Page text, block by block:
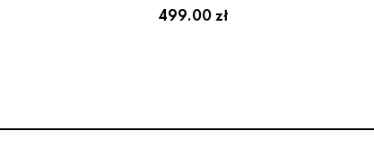
499.00 zł